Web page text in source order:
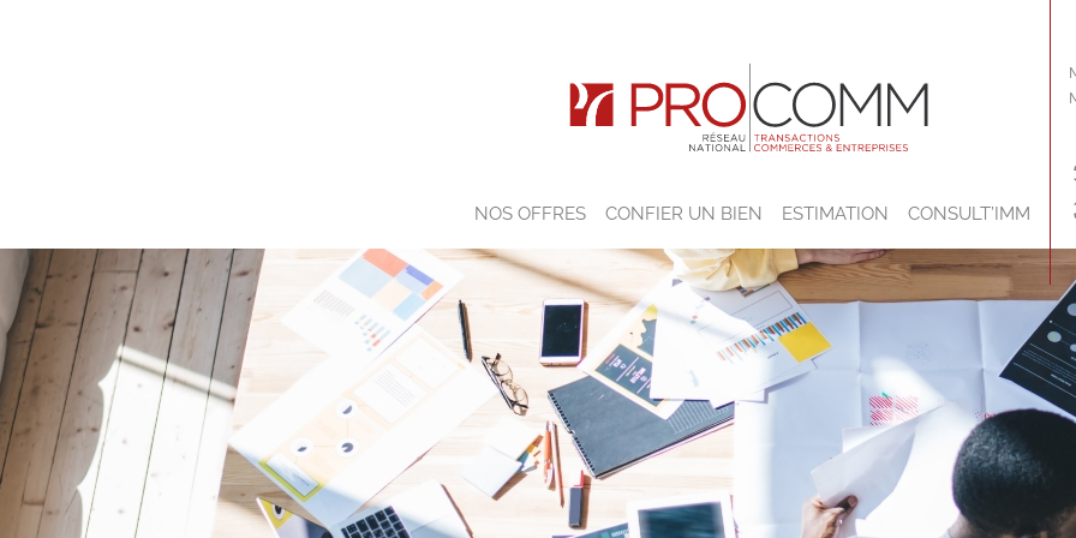
NOS OFFRES CONFIER UN BIEN ESTIMATION CONSULT’IMM